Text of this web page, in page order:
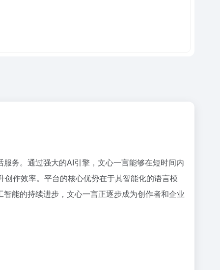
务。通过强大的AI引擎，文心一言能够在短时间内
创作效率。平台的核心优势在于其智能化的语言模
能的持续进步，文心一言正逐步成为创作者和企业